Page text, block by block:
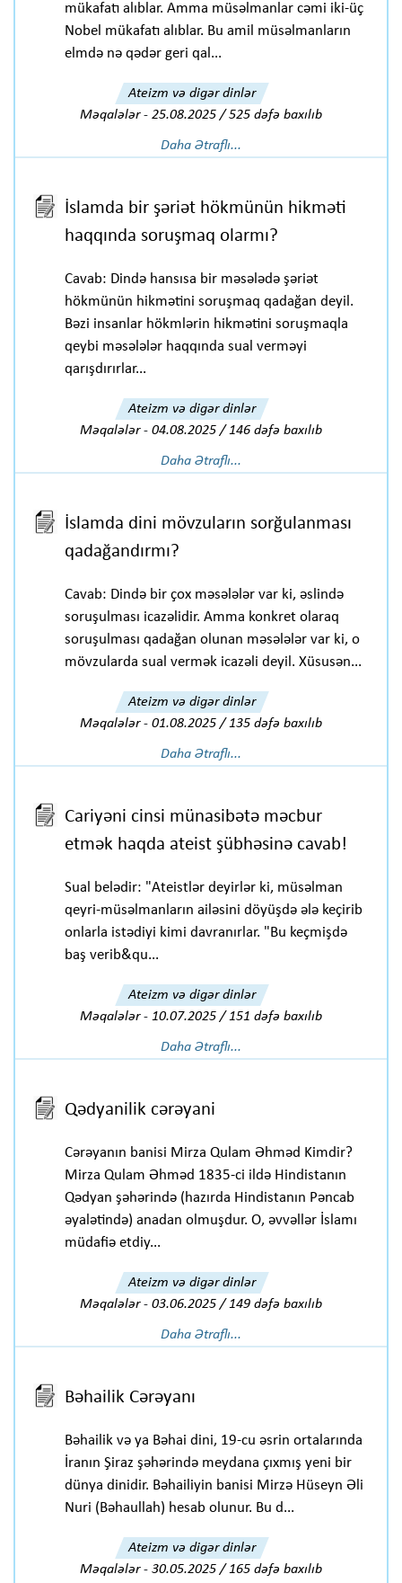
mükafatı alıblar. Amma müsəlmanlar cəmi iki-üç
Nobel mükafatı alıblar. Bu amil müsəlmanların
elmdə nə qədər geri qal...
Ateizm və digər dinlər
Məqalələr- 25.08.2025 / 525 dəfə baxılıb
Daha Ətraflı...
İslamda bir şəriət hökmünün hikməti
haqqında soruşmaq olarmı?
Cavab: Dində hansısa bir məsələdə şəriət
hökmünün hikmətini soruşmaq qadağan deyil.
Bəzi insanlar hökmlərin hikmətini soruşmaqla
qeybi məsələlər haqqında sual verməyi
qarışdırırlar...
Ateizm və digər dinlər
Məqalələr- 04.08.2025 / 146 dəfə baxılıb
Daha Ətraflı...
İslamda dini mövzuların sorğulanması
qadağandırmı?
Cavab: Dində bir çox məsələlər var ki, əslində
soruşulması icazəlidir. Amma konkret olaraq
soruşulması qadağan olunan məsələlər var ki, o
mövzularda sual vermək icazəli deyil. Xüsusən...
Ateizm və digər dinlər
Məqalələr- 01.08.2025 / 135 dəfə baxılıb
Daha Ətraflı...
Cariyəni cinsi münasibətə məcbur
etmək haqda ateist şübhəsinə cavab!
Sual belədir: "Ateistlər deyirlər ki, müsəlman
qeyri-müsəlmanların ailəsini döyüşdə ələ keçirib
onlarla istədiyi kimi davranırlar. "Bu keçmişdə
baş verib&qu...
Ateizm və digər dinlər
Məqalələr- 10.07.2025 / 151 dəfə baxılıb
Daha Ətraflı...
Qədyanilik cərəyani
Cərəyanın banisi Mirza Qulam Əhməd Kimdir?
Mirza Qulam Əhməd 1835-ci ildə Hindistanın
Qədyan şəhərində (hazırda Hindistanın Pəncab
əyalətində) anadan olmuşdur. O, əvvəllər İslamı
müdafiə etdiy...
Ateizm və digər dinlər
Məqalələr- 03.06.2025 / 149 dəfə baxılıb
Daha Ətraflı...
Bəhailik Cərəyanı
Bəhailik və ya Bəhai dini, 19-cu əsrin ortalarında
İranın Şiraz şəhərində meydana çıxmış yeni bir
dünya dinidir. Bəhailiyin banisi Mirzə Hüseyn Əli
Nuri (Bəhaullah) hesab olunur. Bu d...
Ateizm və digər dinlər
Məqalələr- 30.05.2025 / 165 dəfə baxılıb